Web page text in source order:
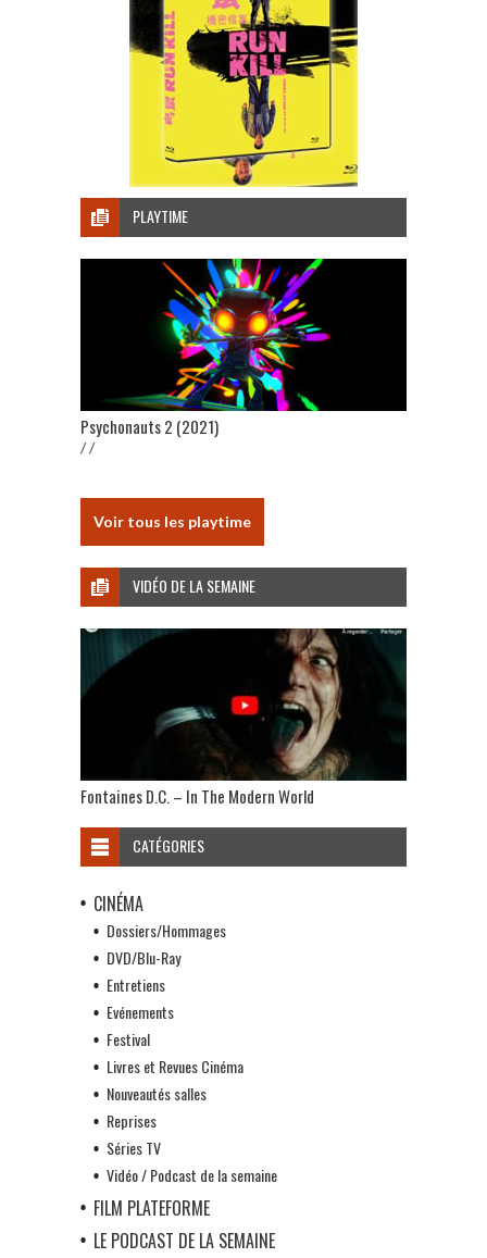
PLAYTIME
Psychonauts 2 (2021)
/ /
Voir tous les playtime
VIDÉO DE LA SEMAINE
Fontaines D.C. – In The Modern World
CATÉGORIES
CINÉMA
Dossiers/Hommages
DVD/Blu-Ray
Entretiens
Evénements
Festival
Livres et Revues Cinéma
Nouveautés salles
Reprises
Séries TV
Vidéo / Podcast de la semaine
FILM PLATEFORME
LE PODCAST DE LA SEMAINE